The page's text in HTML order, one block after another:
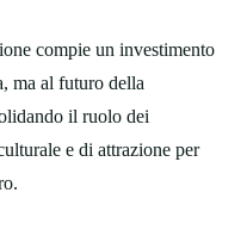
compie un investimento
ma al futuro della
il ruolo dei
e di attrazione per